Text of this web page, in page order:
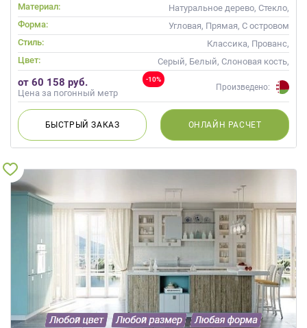
Материал:
Натуральное дерево, Стекло,
Массив
Форма:
Угловая, Прямая, С островом
Стиль:
Классика, Прованс,
Скандинавский, Неоклассика
Цвет:
Серый, Белый, Слоновая кость,
Кремовый, Капучино
-10%
от 60 158 руб.
Цена за погонный метр
Произведено:
БЫСТРЫЙЗАКАЗ ОНЛАЙН РАСЧЕТ